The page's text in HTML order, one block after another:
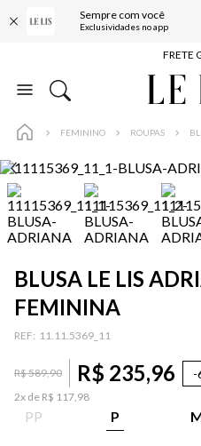
Sempre com você
Exclusividades no appENTREGA
FRETE
BAIXE
FEMININO ROUPAS
BLUSA LE LIS
FEMININA
: 11.11.5369_11
R$589,90 R$ 235,96 -
2x de R$ 117,98
PP P